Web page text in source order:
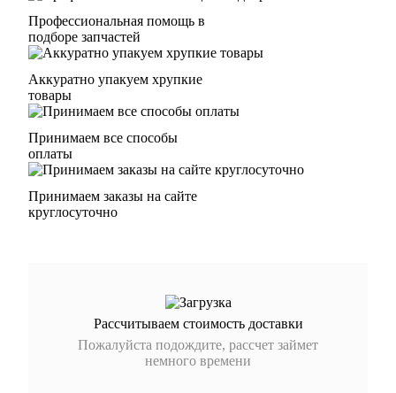
Профессиональная помощь в
подборе запчастей
Аккуратно упакуем хрупкие
товары
Принимаем все способы
оплаты
Принимаем заказы на сайте
круглосуточно
Рассчитываем стоимость доставки
Пожалуйста подождите, рассчет займет
немного времени